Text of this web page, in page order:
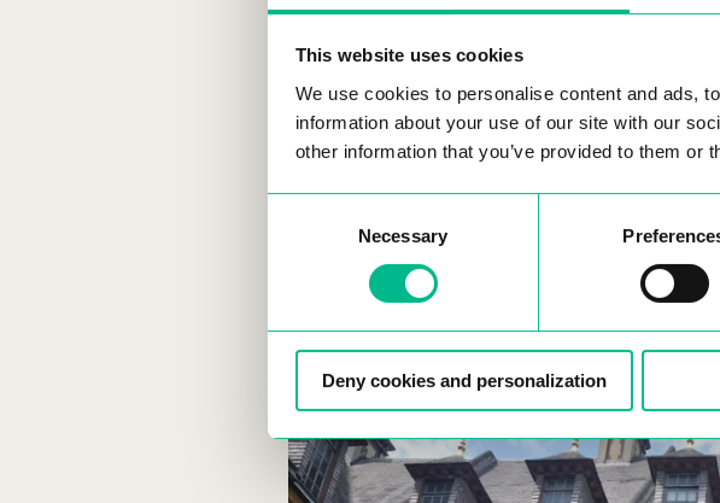
This website uses cookies
We use cookies to personalise content and ads,
information about your use of our site with our
other information that you’ve provided to them or
Necessary
Deny cookies and personalization
Rue Nationale
Les Places à Visiter à